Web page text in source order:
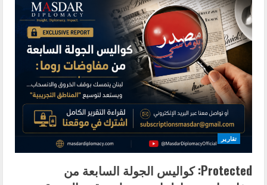
تقارير
Protected: كواليس الجولة السابعة من